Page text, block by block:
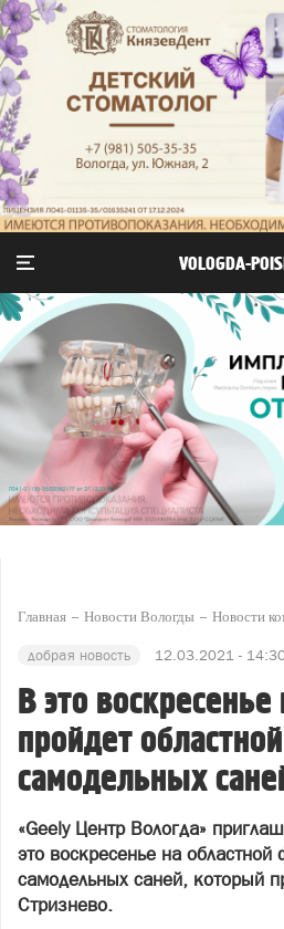
VOLOGDA-
Главная Новости Вологды Новости
добрая новость 12.03.2021 -
В это воскресенье
пройдет
самодельных
«Geely Центр Вологда»
это воскресенье на областной
самодельных саней, который
Стризнево.